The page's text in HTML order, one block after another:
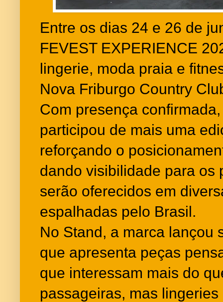
Entre os dias 24 e 26 de
FEVEST EXPERIENCE
lingerie, moda praia e
Nova Friburgo Country
Com presença
participou de mais uma
reforçando o
dando visibilidade para os
serão oferecidos em
espalhadas pelo Brasil.
No Stand, a marca lançou
que apresenta peças
que interessam mais do
passageiras, mas